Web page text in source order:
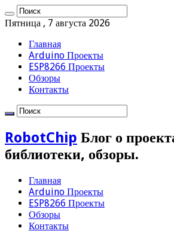
Пятница , 7 августа 2026
Главная
Arduino Проекты
ESP8266 Проекты
Обзоры
Контакты
RobotChip Блог о
библиотеки, обзоры.
Главная
Arduino Проекты
ESP8266 Проекты
Обзоры
Контакты